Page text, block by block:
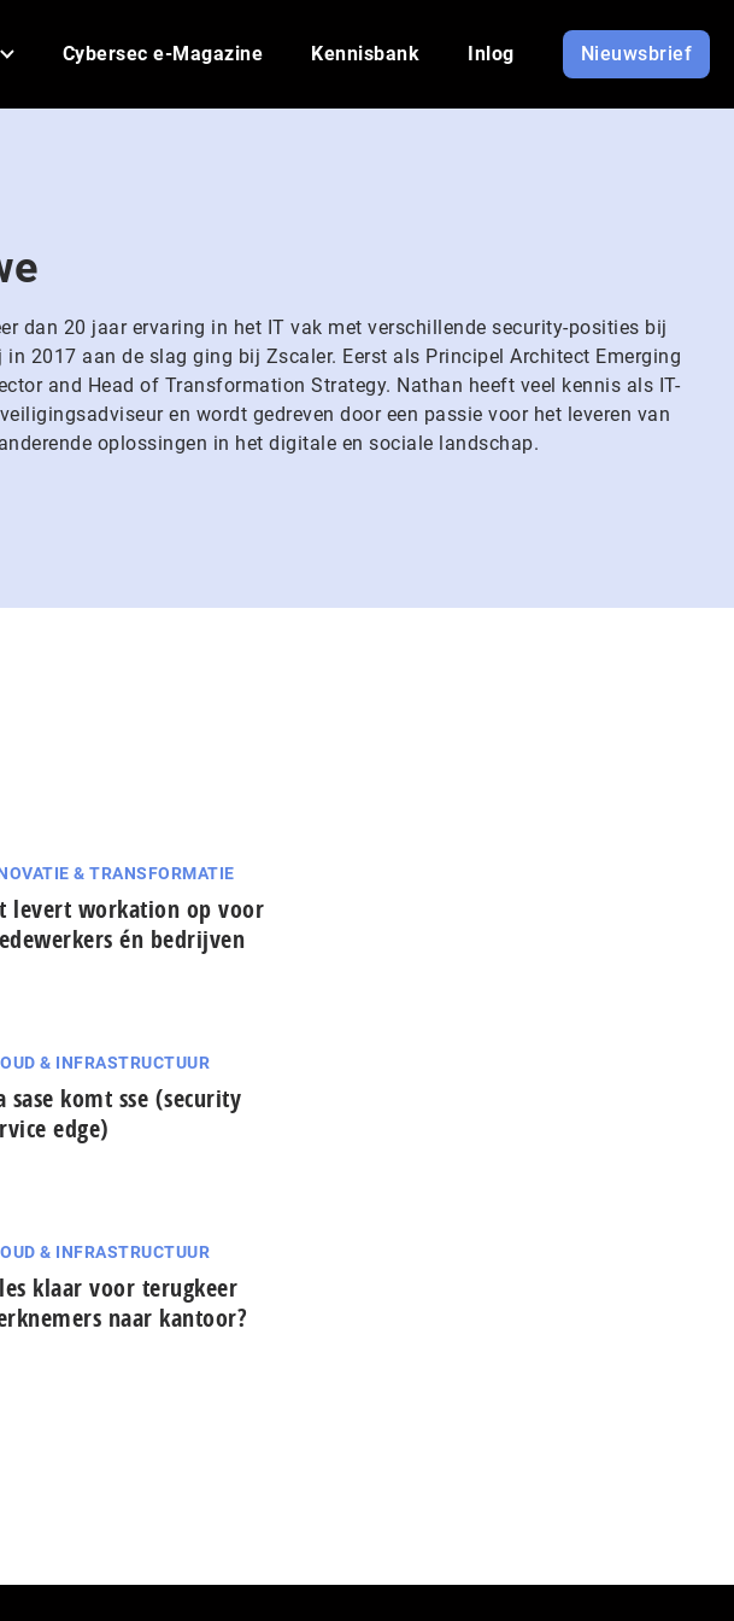
Cybersec e-Magazine Kennisbank Inlog Nieuwsbrief
dan 20 jaar ervaring in het IT vak met verschillende security-posities bij
in 2017 aan de slag ging bij Zscaler. Eerst als Principel Architect Emerging
and Head of Transformation Strategy. Nathan heeft veel kennis als IT-
en wordt gedreven door een passie voor het leveren van
oplossingen in het digitale en sociale landschap.
& TRANSFORMATIE
levert workation op voor
én bedrijven
& INFRASTRUCTUUR
sase komt sse (security
edge)
& INFRASTRUCTUUR
klaar voor terugkeer
naar kantoor?